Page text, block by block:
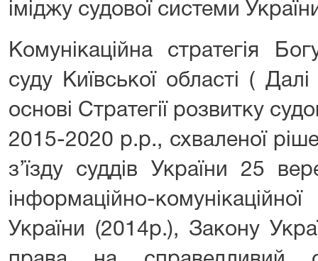
іміджу судової системи
Комунікаційна стратегія
суду Київської області (
основі Стратегії розвитку
2015-2020 р.р., схваленої
з’їзду суддів України 25
інформаційно-
України (2014р.), Закону